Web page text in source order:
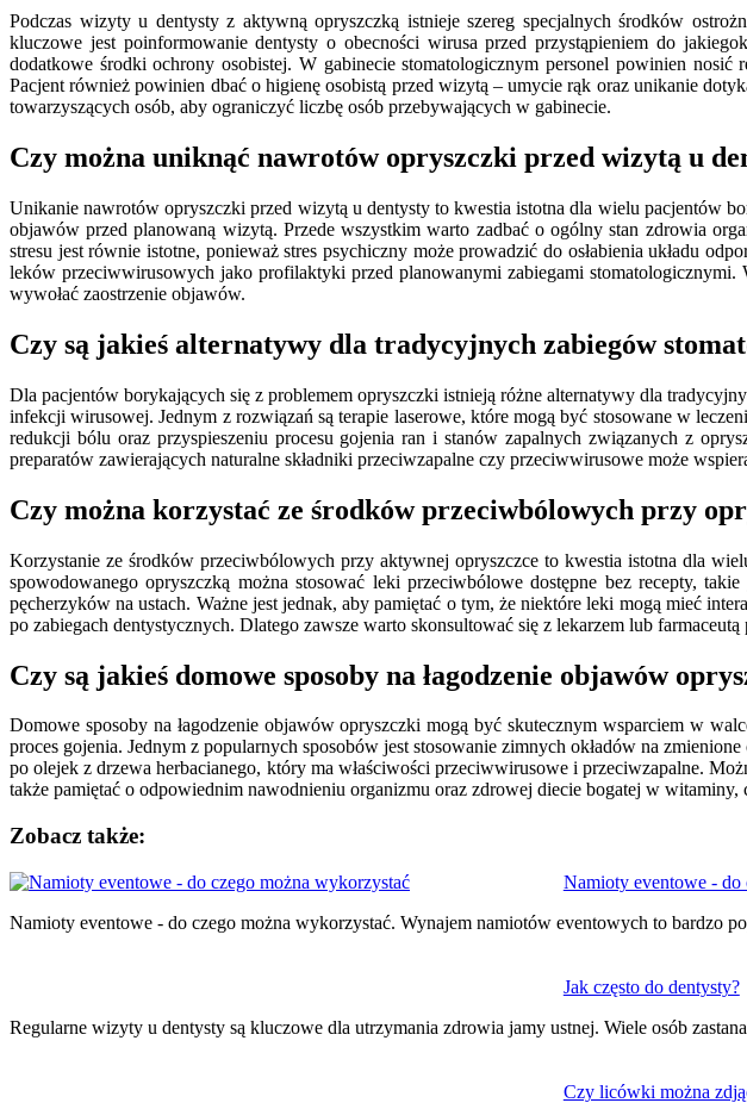
Podczas wizyty u dentysty z aktywną opryszczką istnieje szereg specjalnych środków
kluczowe jest poinformowanie dentysty o obecności wirusa przed przystąpieniem do
dodatkowe środki ochrony osobistej. W gabinecie stomatologicznym personel powinien
Pacjent również powinien dbać o higienę osobistą przed wizytą – umycie rąk oraz unikanie
towarzyszących osób, aby ograniczyć liczbę osób przebywających w gabinecie.
Czy można uniknąć nawrotów opryszczki przed wizytą u
Unikanie nawrotów opryszczki przed wizytą u dentysty to kwestia istotna dla wielu pacjentów
objawów przed planowaną wizytą. Przede wszystkim warto zadbać o ogólny stan zdrowia
stresu jest równie istotne, ponieważ stres psychiczny może prowadzić do osłabienia układu
leków przeciwwirusowych jako profilaktyki przed planowanymi zabiegami
wywołać zaostrzenie objawów.
Czy są jakieś alternatywy dla tradycyjnych zabiegów
Dla pacjentów borykających się z problemem opryszczki istnieją różne alternatywy dla
infekcji wirusowej. Jednym z rozwiązań są terapie laserowe, które mogą być stosowane w
redukcji bólu oraz przyspieszeniu procesu gojenia ran i stanów zapalnych związanych z
preparatów zawierających naturalne składniki przeciwzapalne czy przeciwwirusowe może
Czy można korzystać ze środków przeciwbólowych przy
Korzystanie ze środków przeciwbólowych przy aktywnej opryszczce to kwestia istotna dla
spowodowanego opryszczką można stosować leki przeciwbólowe dostępne bez recepty,
pęcherzyków na ustach. Ważne jest jednak, aby pamiętać o tym, że niektóre leki mogą mieć
po zabiegach dentystycznych. Dlatego zawsze warto skonsultować się z lekarzem lub
Czy są jakieś domowe sposoby na łagodzenie objawów
Domowe sposoby na łagodzenie objawów opryszczki mogą być skutecznym wsparciem w
proces gojenia. Jednym z popularnych sposobów jest stosowanie zimnych okładów na
po olejek z drzewa herbacianego, który ma właściwości przeciwwirusowe i przeciwzapalne.
także pamiętać o odpowiednim nawodnieniu organizmu oraz zdrowej diecie bogatej w
Zobacz także:
Namioty eventowe - do
Namioty eventowe - do czego można wykorzystać. Wynajem namiotów eventowych to bardzo
Jak często do dentysty?
Regularne wizyty u dentysty są kluczowe dla utrzymania zdrowia jamy ustnej. Wiele osób
Czy licówki można
Nawigacja
wpisu